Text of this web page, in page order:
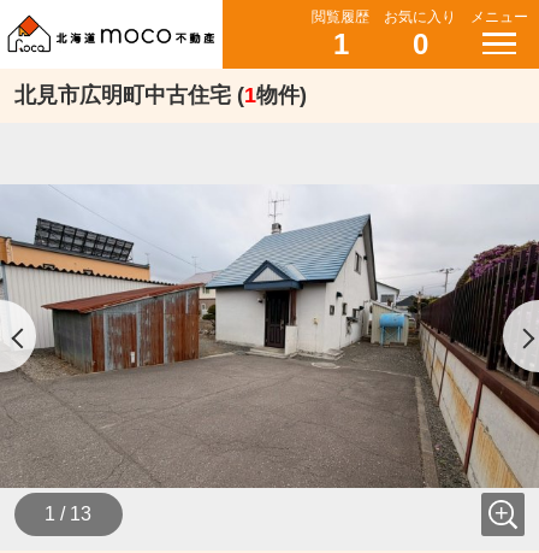
閲覧履歴
1
お気に入り
0
メニュー
北見市広明町中古住宅 (1物件)
1 / 13